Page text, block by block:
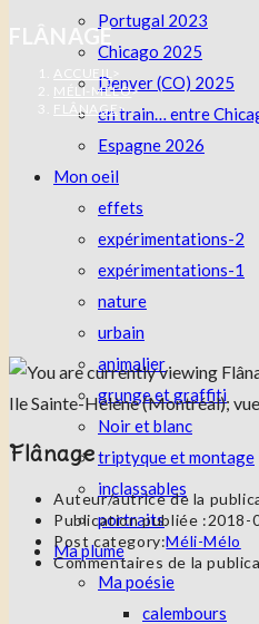
Portugal 2023
Chicago 2025
Denver (CO) 2025
en train… entre
Espagne 2026
Mon oeil
effets
expérimentations-2
expérimentations-1
nature
urbain
animalier
grunge et graffiti
Noir et blanc
triptyque et montage
inclassables
portraits
Ma plume
Ma poésie
calembours
FLÂNAGE
ACCUEIL
MÉLI-MÉLO>
FLÂNAGE >
Ile Sainte-Hélène (Montréal);
Flânage
Auteur/autrice de la
Publication publiée :2018-
Post category:Méli-Mélo
Commentaires de la